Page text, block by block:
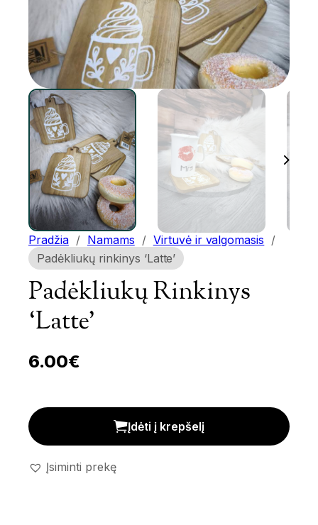
Pradžia / Namams / Virtuvė ir valgomasis /
Padėkliukų rinkinys ‘Latte’
Padėkliukų Rinkinys
‘Latte’
6.00€
Padėkliukų rinkinys 'Latte' kiekis
Įdėti į krepšelį
Įsiminti prekę